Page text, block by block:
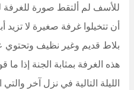
للأسف لم ألتقط صورة للغرفة
بلاط قديم وغير نظيف
هذه الغرفة بمثابة الجنة إذا ما
الليلة التالية في نزل آخر